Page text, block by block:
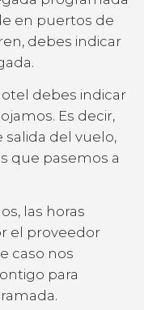
en puertos de
debes indicar
debes indicar
Es decir,
salida del vuelo,
que pasemos a
las horas
el proveedor
caso nos
para